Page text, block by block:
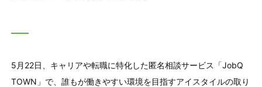
5月22日、キャリアや転職に特化した匿名相談サービス「JobQ
TOWN」で、誰もが働きやすい環境を目指すアイスタイルの取り